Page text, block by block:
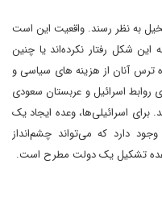
به نظر رسند. واقعیت این است
این شکل رفتار نکرده‌اند یا چنین
ترس آنان از هزینه های سیاسی و
اسرائیل و عربستان سعودی
برای اسرائیلی‌ها، وعده ایجاد یک
دارد که می‌تواند چشم‌انداز
وعده تشکیل یک دولت مطرح است.